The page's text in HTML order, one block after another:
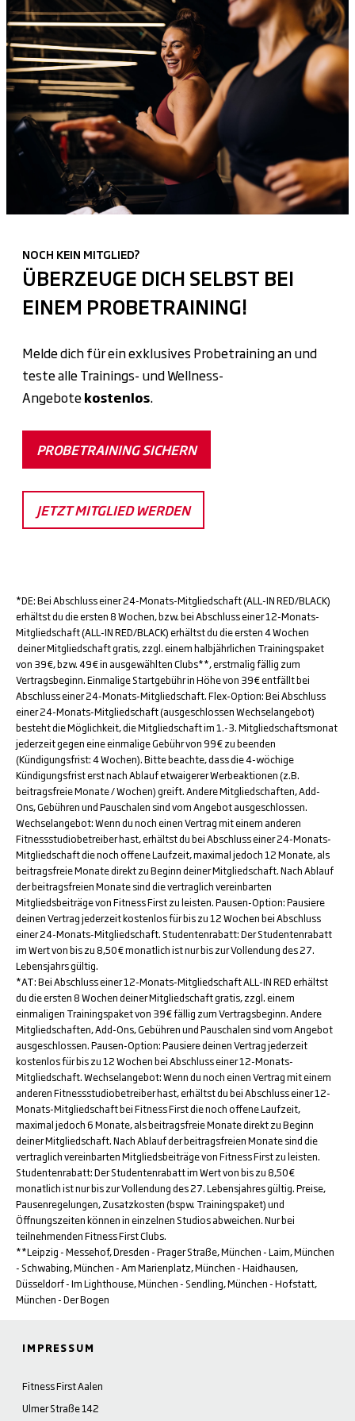
NOCH KEIN MITGLIED?
ÜBERZEUGE DICH SELBST BEI
EINEM PROBETRAINING!
Melde dich für ein exklusives Probetraining an und
teste alle Trainings- und Wellness-
Angebotekostenlos.
PROBETRAINING SICHERN
JETZT MITGLIED WERDEN
*DE: Bei Abschluss einer 24-Monats-Mitgliedschaft (ALL-IN RED/BLACK)
erhältst du die ersten 8 Wochen, bzw. bei Abschluss einer 12-Monats-
Mitgliedschaft (ALL-IN RED/BLACK) erhältst du die ersten 4 Wochen
deiner Mitgliedschaft gratis, zzgl. einem halbjährlichen Trainingspaket
von 39€, bzw. 49€ in ausgewählten Clubs**, erstmalig fällig zum
Vertragsbeginn. Einmalige Startgebühr in Höhe von 39€ entfällt bei
Abschluss einer 24-Monats-Mitgliedschaft. Flex-Option: Bei Abschluss
einer 24-Monats-Mitgliedschaft (ausgeschlossen Wechselangebot)
besteht die Möglichkeit, die Mitgliedschaft im 1.-3. Mitgliedschaftsmonat
jederzeit gegen eine einmalige Gebühr von 99€ zu beenden
(Kündigungsfrist: 4 Wochen). Bitte beachte, dass die 4-wöchige
Kündigungsfrist erst nach Ablauf etwaigerer Werbeaktionen (z.B.
beitragsfreie Monate / Wochen) greift. Andere Mitgliedschaften, Add-
Ons, Gebühren und Pauschalen sind vom Angebot ausgeschlossen.
Wechselangebot: Wenn du noch einen Vertrag mit einem anderen
Fitnessstudiobetreiber hast, erhältst du bei Abschluss einer 24-Monats-
Mitgliedschaft die noch offene Laufzeit, maximal jedoch 12 Monate, als
beitragsfreie Monate direkt zu Beginn deiner Mitgliedschaft. Nach Ablauf
der beitragsfreien Monate sind die vertraglich vereinbarten
Mitgliedsbeiträge von Fitness First zu leisten. Pausen-Option: Pausiere
deinen Vertrag jederzeit kostenlos für bis zu 12 Wochen bei Abschluss
einer 24-Monats-Mitgliedschaft. Studentenrabatt: Der Studentenrabatt
im Wert von bis zu 8,50€ monatlich ist nur bis zur Vollendung des 27.
Lebensjahrs gültig.
*AT: Bei Abschluss einer 12-Monats-Mitgliedschaft ALL-IN RED erhältst
du die ersten 8 Wochen deiner Mitgliedschaft gratis, zzgl. einem
einmaligen Trainingspaket von 39€ fällig zum Vertragsbeginn. Andere
Mitgliedschaften, Add-Ons, Gebühren und Pauschalen sind vom Angebot
ausgeschlossen. Pausen-Option: Pausiere deinen Vertrag jederzeit
kostenlos für bis zu 12 Wochen bei Abschluss einer 12-Monats-
Mitgliedschaft. Wechselangebot: Wenn du noch einen Vertrag mit einem
anderen Fitnessstudiobetreiber hast, erhältst du bei Abschluss einer 12-
Monats-Mitgliedschaft bei Fitness First die noch offene Laufzeit,
maximal jedoch 6 Monate, als beitragsfreie Monate direkt zu Beginn
deiner Mitgliedschaft. Nach Ablauf der beitragsfreien Monate sind die
vertraglich vereinbarten Mitgliedsbeiträge von Fitness First zu leisten.
Studentenrabatt: Der Studentenrabatt im Wert von bis zu 8,50€
monatlich ist nur bis zur Vollendung des 27. Lebensjahres gültig. Preise,
Pausenregelungen, Zusatzkosten (bspw. Trainingspaket) und
Öffnungszeiten können in einzelnen Studios abweichen. Nur bei
teilnehmenden Fitness First Clubs.
**Leipzig - Messehof, Dresden - Prager Straße, München - Laim, München
- Schwabing, München - Am Marienplatz, München - Haidhausen,
Düsseldorf - Im Lighthouse, München - Sendling, München - Hofstatt,
München - Der Bogen
IMPRESSUM
Fitness First Aalen
Ulmer Straße 142